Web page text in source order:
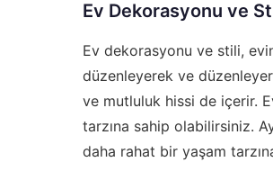
Ev Dekorasyonu ve
Ev dekorasyonu ve stili,
düzenleyerek ve
ve mutluluk hissi de içerir.
tarzına sahip olabilirsiniz.
daha rahat bir yaşam